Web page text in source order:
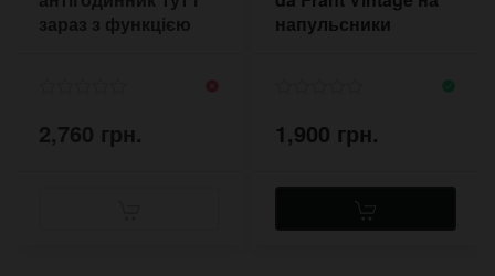
зараз з функцією
2,760 грн.
напульсники
1,900 грн.